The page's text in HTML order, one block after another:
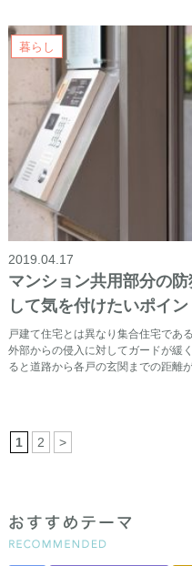
暮らし
2019.04.17
マンション共用部分の
して気を付けたいポイン
戸建て住宅とは異なり集合住宅であ
外部からの侵入に対してガードが緩
ると道路から各戸の玄関までの距離
1 2 >